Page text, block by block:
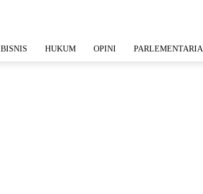
BISNIS HUKUM OPINI PARLEMENTARIA